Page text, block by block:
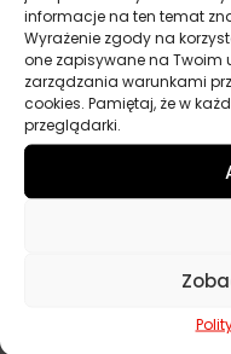
informacje na ten temat
Wyrażenie zgody na
one zapisywane na Twoim
zarządzania warunkami
cookies. Pamiętaj, że w
przeglądarki.
AUTOLAND WOSK W
750ML
13,20zł